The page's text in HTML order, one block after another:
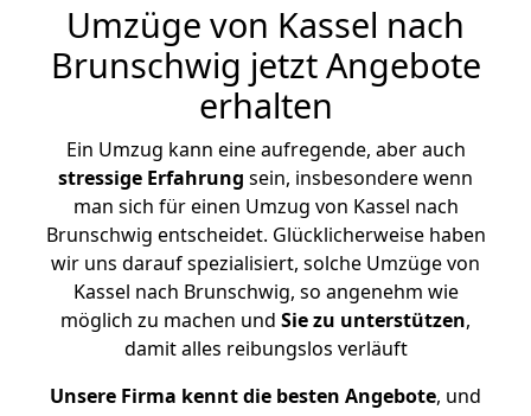
Umzüge von Kassel nach
Brunschwig jetzt Angebote
erhalten
Ein Umzug kann eine aufregende, aber auch
stressige Erfahrung sein, insbesondere wenn
man sich für einen Umzug von Kassel nach
Brunschwig entscheidet. Glücklicherweise haben
wir uns darauf spezialisiert, solche Umzüge von
Kassel nach Brunschwig, so angenehm wie
möglich zu machen und Sie zu unterstützen,
damit alles reibungslos verläuft
Unsere Firma kennt die besten Angebote, und